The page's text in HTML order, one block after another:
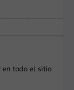
en todo el sitio